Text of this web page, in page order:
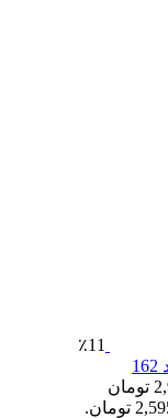
٪11
قیمت اصلی: 2,900,000 تومان